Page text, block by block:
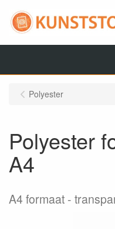
Polyester
Polyester
A4
A4 formaat